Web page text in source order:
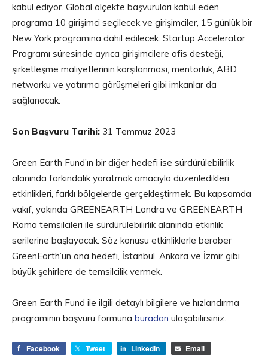
kabul ediyor. Global ölçekte başvuruları kabul eden
programa 10 girişimci seçilecek ve girişimciler, 15 günlük bir
New York programına dahil edilecek. Startup Accelerator
Programı süresinde ayrıca girişimcilere ofis desteği,
şirketleşme maliyetlerinin karşılanması, mentorluk, ABD
networku ve yatırımcı görüşmeleri gibi imkanlar da
sağlanacak.
Son Başvuru Tarihi: 31 Temmuz 2023
Green Earth Fund’ın bir diğer hedefi ise sürdürülebilirlik
alanında farkındalık yaratmak amacıyla düzenledikleri
etkinlikleri, farklı bölgelerde gerçekleştirmek. Bu kapsamda
vakıf, yakında GREENEARTH Londra ve GREENEARTH
Roma temsilcileri ile sürdürülebilirlik alanında etkinlik
serilerine başlayacak. Söz konusu etkinliklerle beraber
GreenEarth’ün ana hedefi, İstanbul, Ankara ve İzmir gibi
büyük şehirlere de temsilcilik vermek.
Green Earth Fund ile ilgili detaylı bilgilere ve hızlandırma
programının başvuru formuna buradan ulaşabilirsiniz.
Facebook Tweet LinkedIn Email